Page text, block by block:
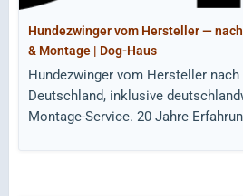
Hundezwinger vom Hersteller —
& Montage | Dog-Haus
Hundezwinger vom Hersteller
Deutschland, inklusive
Montage-Service. 20 Jahre